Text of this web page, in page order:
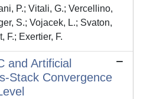
P.; Vitali, G.; Vercellino,
S.; Vojacek, L.; Svaton,
F.; Exertier, F.
and Artificial
Stack Convergence